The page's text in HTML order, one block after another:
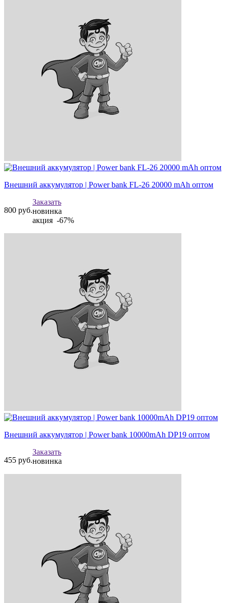
Внешний аккумулятор | Power bank FL-26 20000 mAh оптом
800 руб.
Заказать
новинка
акция -67%
Внешний аккумулятор | Power bank 10000mAh DP19 оптом
455 руб.
Заказать
новинка